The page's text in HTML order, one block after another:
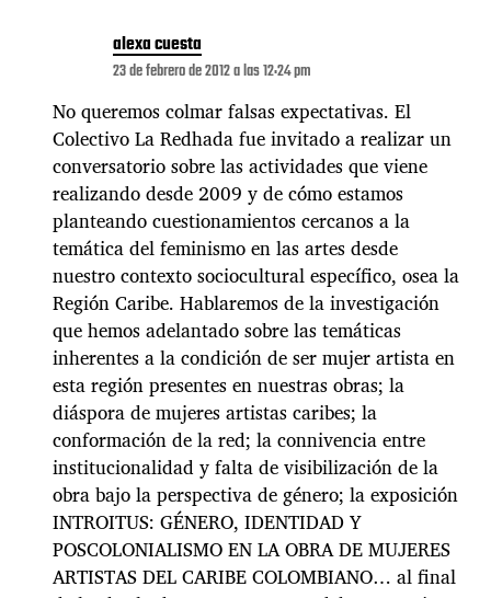
alexa cuesta
23 de febrero de 2012 a las 12:24 pm
No queremos colmar falsas expectativas. El
Colectivo La Redhada fue invitado a realizar un
conversatorio sobre las actividades que viene
realizando desde 2009 y de cómo estamos
planteando cuestionamientos cercanos a la
temática del feminismo en las artes desde
nuestro contexto sociocultural específico, osea la
Región Caribe. Hablaremos de la investigación
que hemos adelantado sobre las temáticas
inherentes a la condición de ser mujer artista en
esta región presentes en nuestras obras; la
diáspora de mujeres artistas caribes; la
conformación de la red; la connivencia entre
institucionalidad y falta de visibilización de la
obra bajo la perspectiva de género; la exposición
INTROITUS: GÉNERO, IDENTIDAD Y
POSCOLONIALISMO EN LA OBRA DE MUJERES
ARTISTAS DEL CARIBE COLOMBIANO… al final